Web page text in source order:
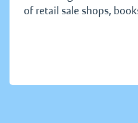
of retail sale shops,